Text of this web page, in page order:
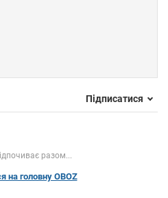
Підписатися
разом...
на головну OBOZ